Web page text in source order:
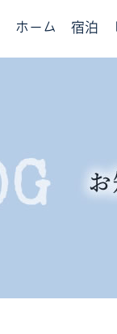
ホーム 宿泊